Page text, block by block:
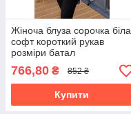
Жіноча блуза сорочка біла
софт короткий рукав
розміри батал
766,80 ₴ 852 ₴
Купити